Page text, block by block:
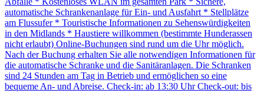
automatische Schrankenanlage für Ein- und Ausfahrt * Stellplätze
am Flussufer * Touristische Informationen zu Sehenswürdigkeiten
in den Midlands * Haustiere willkommen (bestimmte Hunderassen
nicht erlaubt) Online-Buchungen sind rund um die Uhr möglich.
Nach der Buchung erhalten Sie alle notwendigen Informationen für
die automatische Schranke und die Sanitäranlagen. Die Schranken
sind 24 Stunden am Tag in Betrieb und ermöglichen so eine
bequeme An- und Abreise. Check-in: ab 13:30 Uhr Check-out: bis